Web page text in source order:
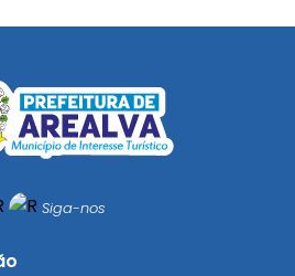
Siga-nos